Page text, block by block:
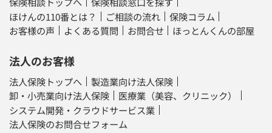
ほけんの110番とは？
ご相談の流れ
保険コラム
お客様の声
よくある質問 お問合せ ほっとんくんの部屋
法人のお客様
法人保険トップへ
製造業向け法人保険
卸・小売業向け法人保険
医療業（美容、クリニック）
システム開発・クラウドサービス業
法人保険のお問合せフォーム